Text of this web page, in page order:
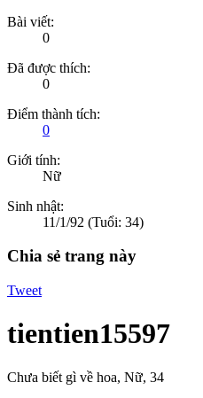
Bài viết:
0
Đã được thích:
0
Điểm thành tích:
0
Giới tính:
Nữ
Sinh nhật:
11/1/92 (Tuổi: 34)
Chia sẻ trang này
Tweet
tientien15597
Chưa biết gì về hoa, Nữ, 34